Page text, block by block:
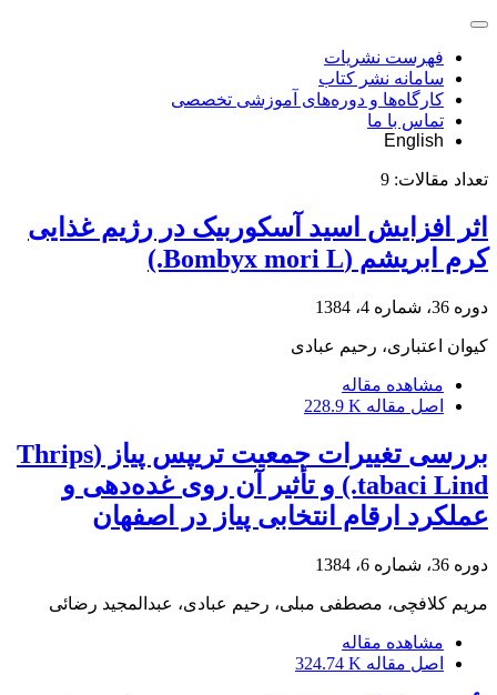
فهرست نشریات
سامانه نشر کتاب
کارگاه‌ها و دوره‌های آموزشی تخصصی
تماس با ما
English
تعداد مقالات: 9
اثر افزایش اسید آسکوربیک در رژیم غذایی
کرم ابریشم (Bombyx mori L.)
دوره 36، شماره 4، 1384
کیوان اعتباری، رحیم عبادی
مشاهده مقاله
اصل مقاله 228.9 K
بررسی تغییرات جمعیت تریپس پیاز (Thrips
tabaci Lind.) و تأثیر آن روی غده‌دهی و
عملکرد ارقام انتخابی پیاز در اصفهان
دوره 36، شماره 6، 1384
مریم کلافچی، مصطفی مبلی، رحیم عبادی، عبدالمجید رضائی
مشاهده مقاله
اصل مقاله 324.74 K